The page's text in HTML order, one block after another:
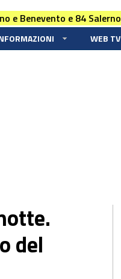
e Benevento e 84 Salerno
WEB TV
del